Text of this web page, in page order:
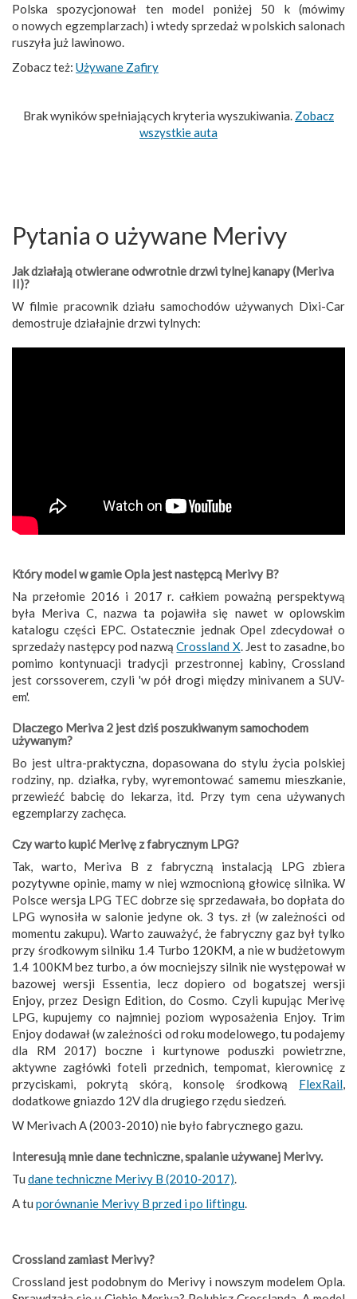
Polska spozycjonował ten model poniżej 50 k (mówimy
o nowych egzemplarzach) i wtedy sprzedaż w polskich salonach
ruszyła już lawinowo.
Zobacz też: Używane Zafiry
Brak wyników spełniających kryteria wyszukiwania. Zobacz
wszystkie auta
Pytania o używane Merivy
Jak działają otwierane odwrotnie drzwi tylnej kanapy (Meriva
II)?
W filmie pracownik działu samochodów używanych Dixi-Car
demostruje działajnie drzwi tylnych:
Który model w gamie Opla jest następcą Merivy B?
Na przełomie 2016 i 2017 r. całkiem poważną perspektywą
była Meriva C, nazwa ta pojawiła się nawet w oplowskim
katalogu części EPC. Ostatecznie jednak Opel zdecydował o
sprzedaży następcy pod nazwąCrossland X. Jest to zasadne, bo
pomimo kontynuacji tradycji przestronnej kabiny, Crossland
jest corssoverem, czyli 'w pół drogi między minivanem a SUV-
em'.
Dlaczego Meriva 2 jest dziś poszukiwanym samochodem
używanym?
Bo jest ultra-praktyczna, dopasowana do stylu życia polskiej
rodziny, np. działka, ryby, wyremontować samemu mieszkanie,
przewieźć babcię do lekarza, itd. Przy tym cena używanych
egzemplarzy zachęca.
Czy warto kupić Merivę z fabrycznym LPG?
Tak, warto, Meriva B z fabryczną instalacją LPG zbiera
pozytywne opinie, mamy w niej wzmocnioną głowicę silnika. W
Polsce wersja LPG TEC dobrze się sprzedawała, bo dopłata do
LPG wynosiła w salonie jedyne ok. 3 tys. zł (w zależności od
momentu zakupu). Warto zauważyć, że fabryczny gaz był tylko
przy środkowym silniku 1.4 Turbo 120KM, a nie w budżetowym
1.4 100KM bez turbo, a ów mocniejszy silnik nie występował w
bazowej wersji Essentia, lecz dopiero od bogatszej wersji
Enjoy, przez Design Edition, do Cosmo. Czyli kupując Merivę
LPG, kupujemy co najmniej poziom wyposażenia Enjoy. Trim
Enjoy dodawał (w zależności od roku modelowego, tu podajemy
dla RM 2017) boczne i kurtynowe poduszki powietrzne,
aktywne zagłówki foteli przednich, tempomat, kierownicę z
przyciskami, pokrytą skórą, konsolę środkową FlexRail,
dodatkowe gniazdo 12V dla drugiego rzędu siedzeń.
W Merivach A (2003-2010) nie było fabrycznego gazu.
Interesują mnie dane techniczne, spalanie używanej Merivy.
Tu dane techniczne Merivy B (2010‑2017).
A tu porównanie Merivy B przed i po liftingu.
Crossland zamiast Merivy?
Crossland jest podobnym do Merivy i nowszym modelem Opla.